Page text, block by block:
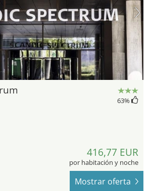
63%
416,77 EUR
por habitación y noche
Mostrar oferta